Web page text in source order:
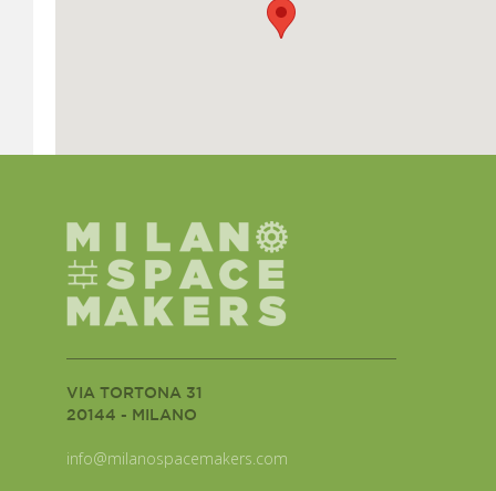
VIA TORTONA 31
20144 - MILANO
info@milanospacemakers.com